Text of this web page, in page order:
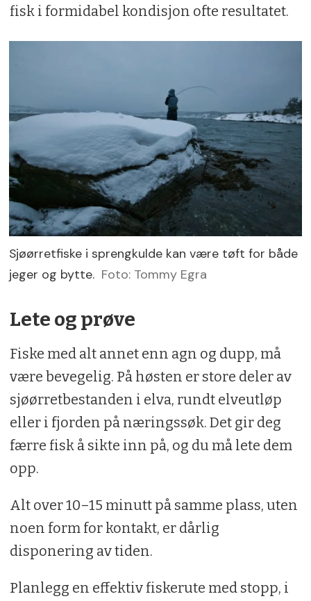
fisk i formidabel kondisjon ofte resultatet.
Sjøørretfiske i sprengkulde kan være tøft for både
jeger og bytte. Foto: Tommy Egra
Lete og prøve
Fiske med alt annet enn agn og dupp, må
være bevegelig. På høsten er store deler av
sjøørretbestanden i elva, rundt elveutløp
eller i fjorden på næringssøk. Det gir deg
færre fisk å sikte inn på, og du må lete dem
opp.
Alt over 10–15 minutt på samme plass, uten
noen form for kontakt, er dårlig
disponering av tiden.
Planlegg en effektiv fiskerute med stopp, i